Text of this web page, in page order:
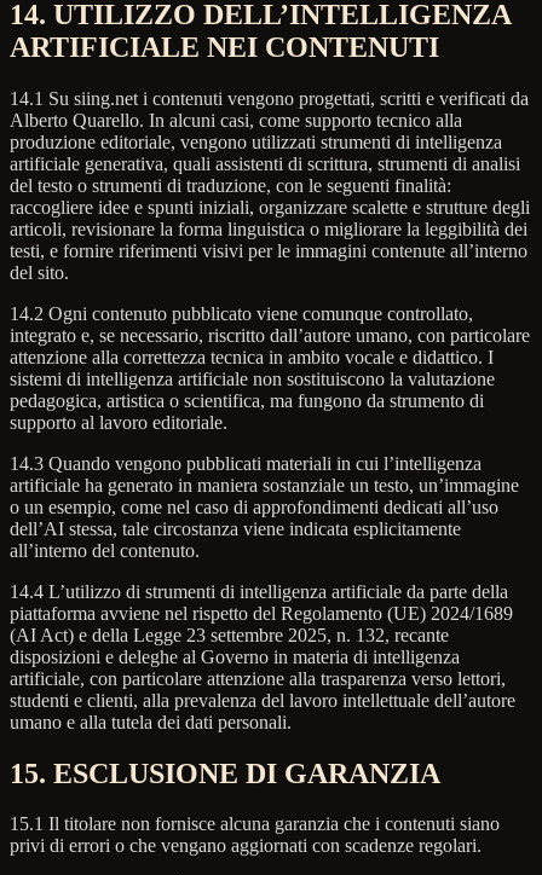
14. UTILIZZO DELL’INTELLIGENZA
ARTIFICIALE NEI CONTENUTI
14.1 Su siing.net i contenuti vengono progettati, scritti e verificati da
Alberto Quarello. In alcuni casi, come supporto tecnico alla
produzione editoriale, vengono utilizzati strumenti di intelligenza
artificiale generativa, quali assistenti di scrittura, strumenti di analisi
del testo o strumenti di traduzione, con le seguenti finalità:
raccogliere idee e spunti iniziali, organizzare scalette e strutture degli
articoli, revisionare la forma linguistica o migliorare la leggibilità dei
testi, e fornire riferimenti visivi per le immagini contenute all’interno
del sito.
14.2 Ogni contenuto pubblicato viene comunque controllato,
integrato e, se necessario, riscritto dall’autore umano, con particolare
attenzione alla correttezza tecnica in ambito vocale e didattico. I
sistemi di intelligenza artificiale non sostituiscono la valutazione
pedagogica, artistica o scientifica, ma fungono da strumento di
supporto al lavoro editoriale.
14.3 Quando vengono pubblicati materiali in cui l’intelligenza
artificiale ha generato in maniera sostanziale un testo, un’immagine
o un esempio, come nel caso di approfondimenti dedicati all’uso
dell’AI stessa, tale circostanza viene indicata esplicitamente
all’interno del contenuto.
14.4 L’utilizzo di strumenti di intelligenza artificiale da parte della
piattaforma avviene nel rispetto del Regolamento (UE) 2024/1689
(AI Act) e della Legge 23 settembre 2025, n. 132, recante
disposizioni e deleghe al Governo in materia di intelligenza
artificiale, con particolare attenzione alla trasparenza verso lettori,
studenti e clienti, alla prevalenza del lavoro intellettuale dell’autore
umano e alla tutela dei dati personali.
15. ESCLUSIONE DI GARANZIA
15.1 Il titolare non fornisce alcuna garanzia che i contenuti siano
privi di errori o che vengano aggiornati con scadenze regolari.